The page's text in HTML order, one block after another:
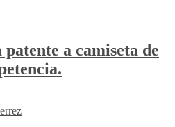
a camiseta de